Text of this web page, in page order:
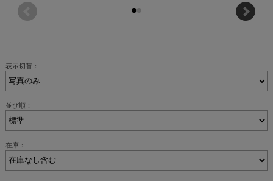
表示切替：
並び順：
在庫：